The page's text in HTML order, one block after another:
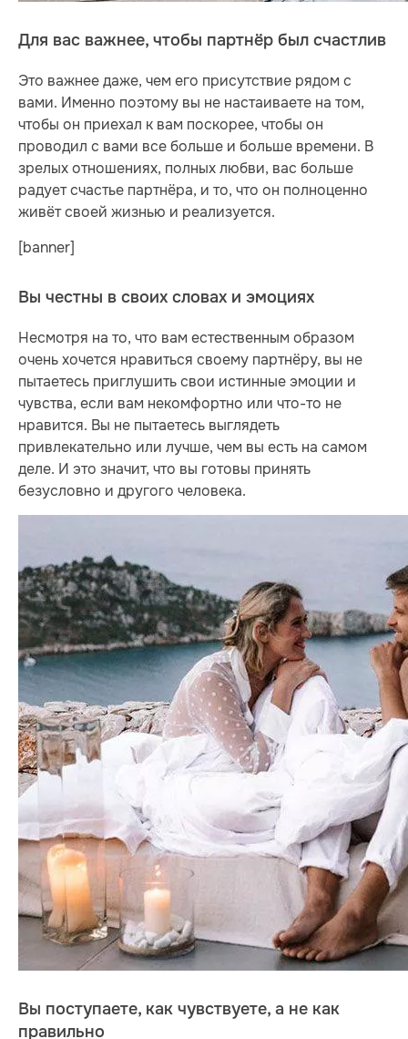
Для вас важнее, чтобы партнёр был счастлив
Это важнее даже, чем его присутствие рядом с
вами. Именно поэтому вы не настаиваете на том,
чтобы он приехал к вам поскорее, чтобы он
проводил с вами все больше и больше времени. В
зрелых отношениях, полных любви, вас больше
радует счастье партнёра, и то, что он полноценно
живёт своей жизнью и реализуется.
[banner]
Вы честны в своих словах и эмоциях
Несмотря на то, что вам естественным образом
очень хочется нравиться своему партнёру, вы не
пытаетесь приглушить свои истинные эмоции и
чувства, если вам некомфортно или что-то не
нравится. Вы не пытаетесь выглядеть
привлекательно или лучше, чем вы есть на самом
деле. И это значит, что вы готовы принять
безусловно и другого человека.
Вы поступаете, как чувствуете, а не как
правильно